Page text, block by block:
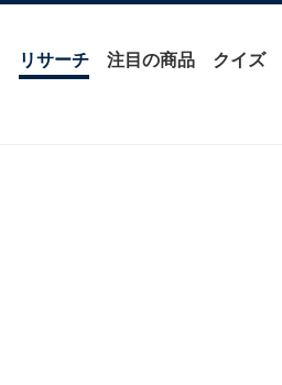
リサーチ 注目の商品 クイズ